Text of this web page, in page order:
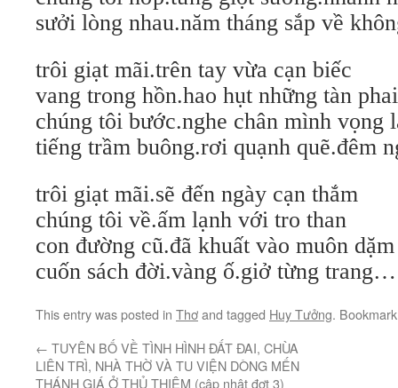
sưởi lòng nhau.năm tháng sắp về
trôi giạt mãi.trên tay vừa cạn biếc
vang trong hồn.hao hụt những tàn phai
chúng tôi bước.nghe chân mình vọng
tiếng trầm buông.rơi quạnh quẽ.đêm
trôi giạt mãi.sẽ đến ngày cạn thắm
chúng tôi về.ấm lạnh với tro than
con đường cũ.đã khuất vào muôn dặm
cuốn sách đời.vàng ố.giở từng trang…
This entry was posted in Thơand tagged Huy Tưởng.
← TUYÊN BỐ VỀ TÌNH HÌNH ĐẤT ĐAI, CHÙA
LIÊN TRÌ, NHÀ THỜ VÀ TU VIỆN DÒNG MẾN
THÁNH GIÁ Ở THỦ THIÊM (cập nhật đợt 3)